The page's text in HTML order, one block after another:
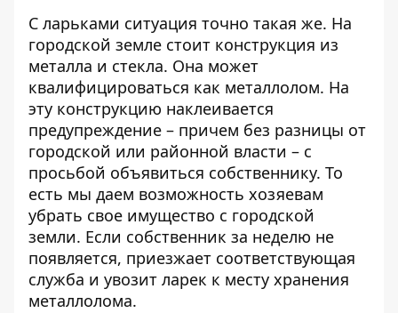
С ларьками ситуация точно такая же. На
городской земле стоит конструкция из
металла и стекла. Она может
квалифицироваться как металлолом. На
эту конструкцию наклеивается
предупреждение – причем без разницы от
городской или районной власти – с
просьбой объявиться собственнику. То
есть мы даем возможность хозяевам
убрать свое имущество с городской
земли. Если собственник за неделю не
появляется, приезжает соответствующая
служба и увозит ларек к месту хранения
металлолома.